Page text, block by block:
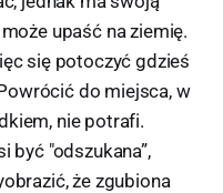
upaść na ziemię.
się potoczyć gdzieś
do miejsca, w
nie potrafi.
być "odszukana”,
że zgubiona